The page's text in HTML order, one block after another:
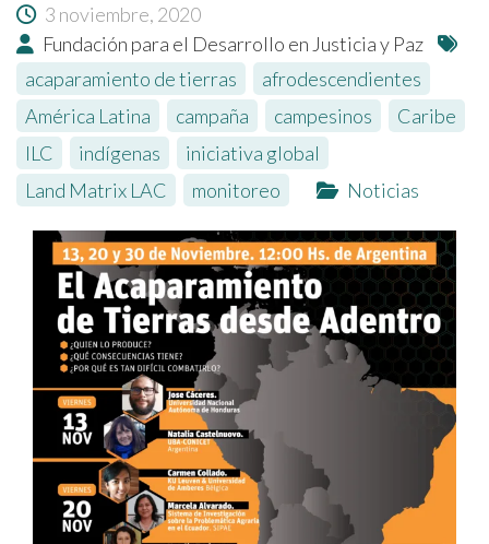
3 noviembre, 2020
Fundación para el Desarrollo en Justicia y Paz
acaparamiento de tierras
afrodescendientes
América Latina
campaña campesinos Caribe
ILC
indígenas iniciativa global
Land Matrix LAC
monitoreo Noticias